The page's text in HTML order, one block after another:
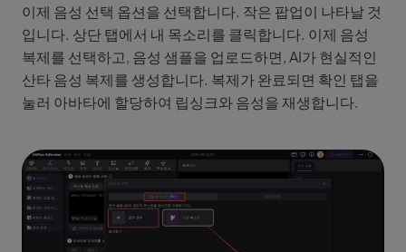
이제 음성 선택 옵션을 선택합니다. 작은 팝업이 나타날 것
입니다. 상단 탭에서 내 목소리를 클릭합니다. 이제 음성
복제를 선택하고, 음성 샘플을 업로드하면, AI가 현실적인
산타 음성 복제를 생성합니다. 복제가 완료되면 확인 탭을
눌러 아바타에 할당하여 립싱크와 음성을 재생합니다.